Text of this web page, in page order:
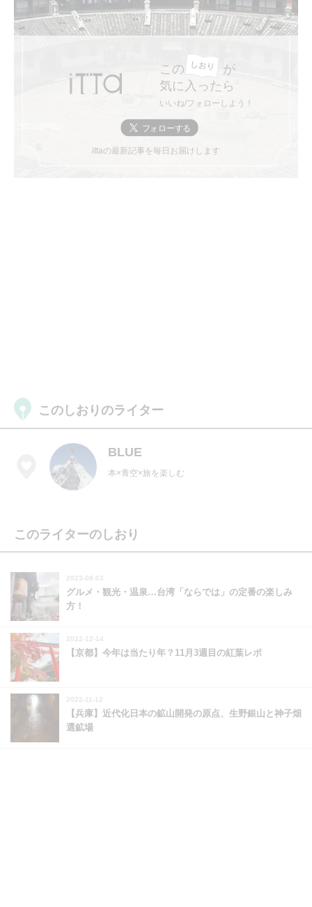
この
が
気に入ったら
いいね/フォローしよう！
ittaの最新記事を毎日お届けします
このしおりのライター
BLUE
本×青空×旅を楽しむ
このライターのしおり
2023-08-03
グルメ・観光・温泉…台湾「ならでは」の定番の楽しみ
方！
2022-12-14
【京都】今年は当たり年？11月3週目の紅葉レポ
2022-11-12
【兵庫】近代化日本の鉱山開発の原点、生野銀山と神子畑
選鉱場